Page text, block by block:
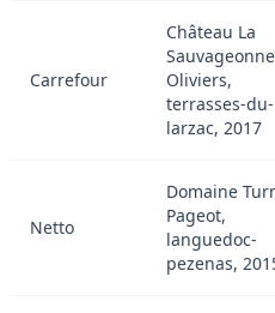
Carrefour
Château La
Oliviers,
terrasses-du-
larzac, 2017
Netto
Domaine
Pageot,
languedoc-
pezenas,